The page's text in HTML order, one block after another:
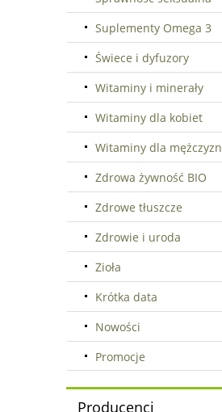
Suplementy Omega 3
Świece i dyfuzory
Witaminy i minerały
Witaminy dla kobiet
Witaminy dla mężczyzn
Zdrowa żywność BIO
Zdrowe tłuszcze
Zdrowie i uroda
Zioła
Krótka data
Nowości
Promocje
Producenci